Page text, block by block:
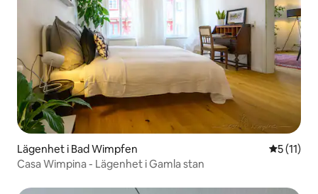
Lägenhet i Bad Wimpfen 5 av 5 i
5 (11)
Casa Wimpina - Lägenhet i Gamla stan